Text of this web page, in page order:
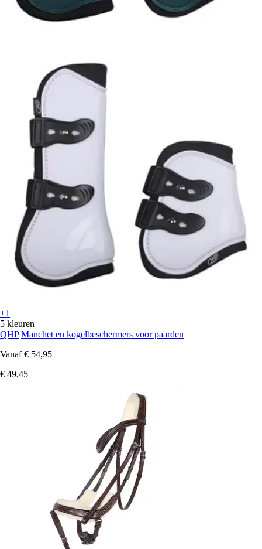
+1
5 kleuren
QHP Manchet en kogelbeschermers voor paarden
Vanaf € 54,95
€ 49,45